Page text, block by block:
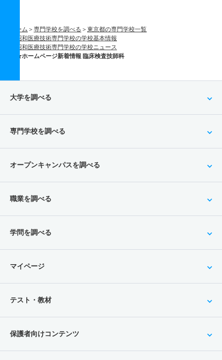
ホーム 専門学校を調べる
東京都の専門学校一覧
昭和医療技術専門学校の学校基本情報
昭和医療技術専門学校の学校ニュース
★ホームページ新着情報 臨床検査技師科
大学を調べる
専門学校を調べる
オープンキャンパスを調べる
職業を調べる
学問を調べる
マイページ
テスト・教材
保護者向けコンテンツ